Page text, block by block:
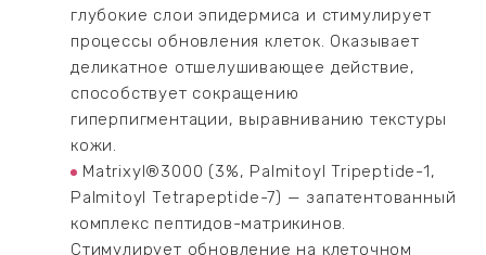
глубокие слои эпидермиса и стимулирует
процессы обновления клеток. Оказывает
деликатное отшелушивающее действие,
способствует сокращению
гиперпигментации, выравниванию текстуры
кожи.
Matrixyl®3000 (3%, Palmitoyl Tripeptide-1,
Palmitoyl Tetrapeptide-7) — запатентованный
комплекс пептидов-матрикинов.
Стимулирует обновление на клеточном